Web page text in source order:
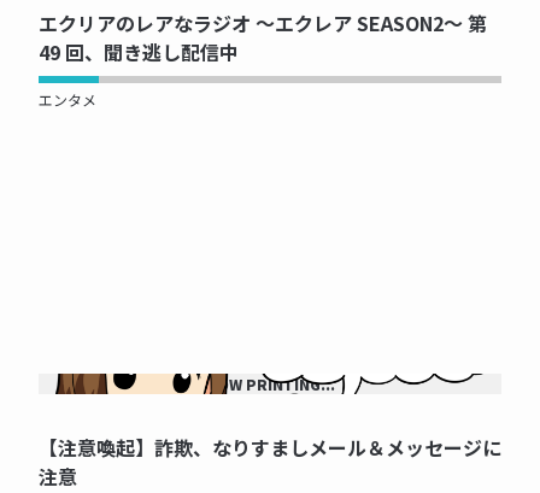
エクリアのレアなラジオ ～エクレア SEASON2～ 第
49 回、聞き逃し配信中
エンタメ
NOW PRINTING...
【注意喚起】詐欺、なりすましメール＆メッセージに
注意